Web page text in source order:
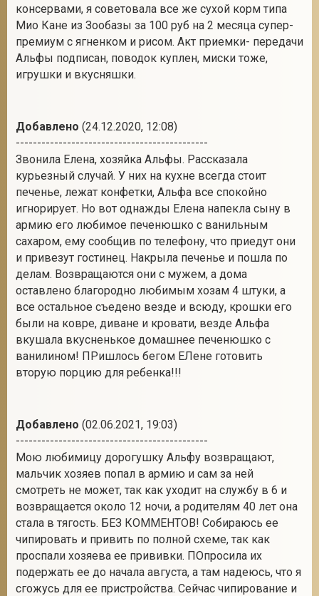
консервами, я советовала все же сухой корм типа
Мио Кане из Зообазы за 100 руб на 2 месяца супер-
премиум с ягненком и рисом. Акт приемки- передачи
Альфы подписан, поводок куплен, миски тоже,
игрушки и вкусняшки.
Добавлено (24.12.2020, 12:08)
---------------------------------------------
Звонила Елена, хозяйка Альфы. Рассказала
курьезный случай. У них на кухне всегда стоит
печенье, лежат конфетки, Альфа все спокойно
игнорирует. Но вот однажды Елена напекла сыну в
армию его любимое печенюшко с ванильным
сахаром, ему сообщив по телефону, что приедут они
и привезут гостинец. Накрыла печенье и пошла по
делам. Возвращаются они с мужем, а дома
оставлено благородно любимым хозам 4 штуки, а
все остальное съедено везде и всюду, крошки его
были на ковре, диване и кровати, везде Альфа
вкушала вкусненькое домашнее печенюшко с
ванилином! ПРишлось бегом ЕЛене готовить
вторую порцию для ребенка!!!
Добавлено (02.06.2021, 19:03)
---------------------------------------------
Мою любимицу дорогушку Альфу возвращают,
мальчик хозяев попал в армию и сам за ней
смотреть не может, так как уходит на службу в 6 и
возвращается около 12 ночи, а родителям 40 лет она
стала в тягость. БЕЗ КОММЕНТОВ! Собираюсь ее
чипировать и привить по полной схеме, так как
проспали хозяева ее прививки. ПОпросила их
подержать ее до начала августа, а там надеюсь, что я
сгожусь для ее пристройства. Сейчас чипирование и